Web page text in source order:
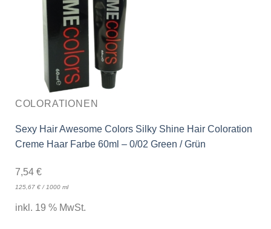
COLORATIONEN
Sexy Hair Awesome Colors Silky Shine Hair Coloration
Creme Haar Farbe 60ml – 0/02 Green / Grün
7,54 €
125,67 €/ 1000 ml
inkl. 19 % MwSt.